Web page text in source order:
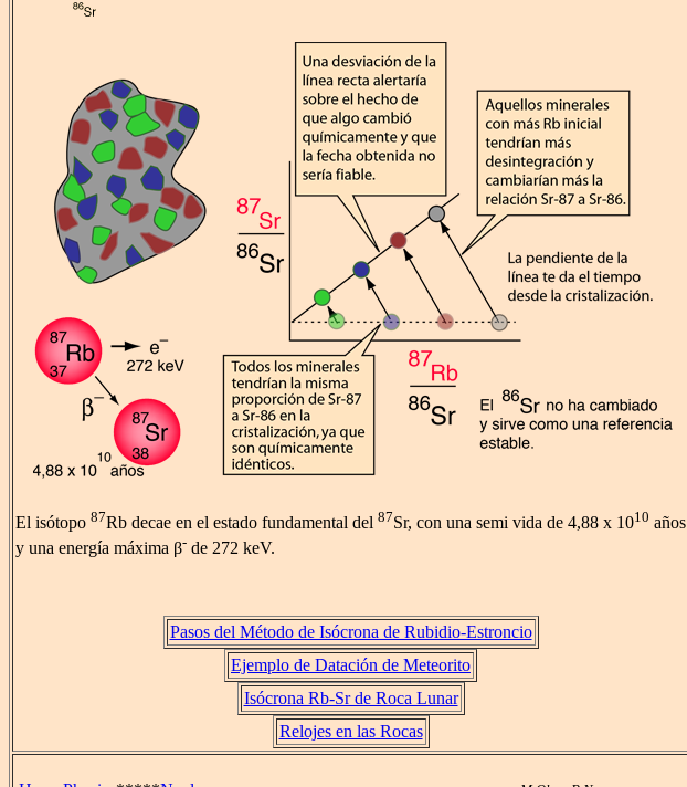
El isótopo 87Rb decae en el estado fundamental del 87Sr, con una semi vida de 4,88 x 1010 años
y una energía máxima β- de 272 keV.
Pasos del Método de Isócrona de Rubidio-Estroncio
Ejemplo de Datación de Meteorito
Isócrona Rb-Sr de Roca Lunar
Relojes en las Rocas